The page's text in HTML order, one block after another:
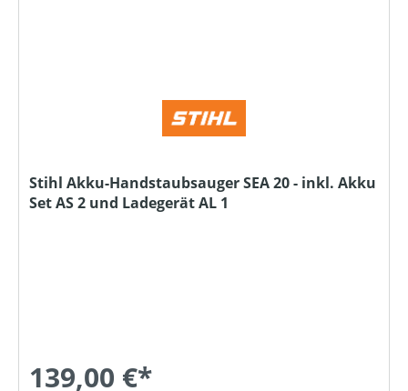
Stihl Akku-Handstaubsauger SEA 20 - inkl. Akku
Set AS 2 und Ladegerät AL 1
139,00 €*